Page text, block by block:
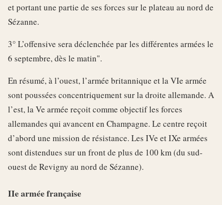
et portant une partie de ses forces sur le plateau au nord de
Sézanne.
3° L’offensive sera déclenchée par les différentes armées le
6 septembre, dès le matin".
En résumé, à l’ouest, l’armée britannique et la VIe armée
sont poussées concentriquement sur la droite allemande. A
l’est, la Ve armée reçoit comme objectif les forces
allemandes qui avancent en Champagne. Le centre reçoit
d’abord une mission de résistance. Les IVe et IXe armées
sont distendues sur un front de plus de 100 km (du sud-
ouest de Revigny au nord de Sézanne).
IIe armée française